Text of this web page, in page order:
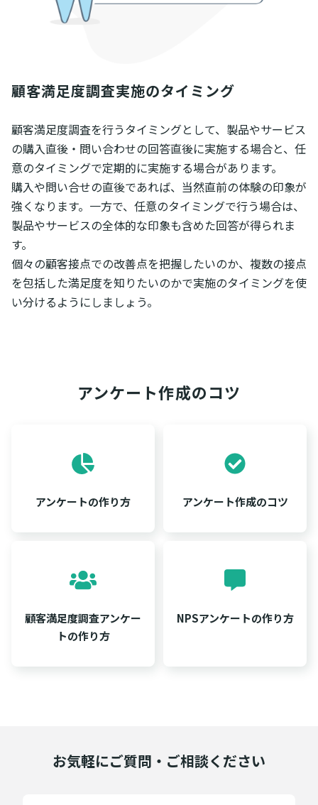
顧客満足度調査実施のタイミング
顧客満足度調査を行うタイミングとして、製品やサービス
の購入直後・問い合わせの回答直後に実施する場合と、任
意のタイミングで定期的に実施する場合があります。
購入や問い合せの直後であれば、当然直前の体験の印象が
強くなります。一方で、任意のタイミングで行う場合は、
製品やサービスの全体的な印象も含めた回答が得られま
す。
個々の顧客接点での改善点を把握したいのか、複数の接点
を包括した満足度を知りたいのかで実施のタイミングを使
い分けるようにしましょう。
アンケート作成のコツ
アンケートの作り方 アンケート作成のコツ
顧客満足度調査アンケー
トの作り方
NPSアンケートの作り方
お気軽にご質問・ご相談ください